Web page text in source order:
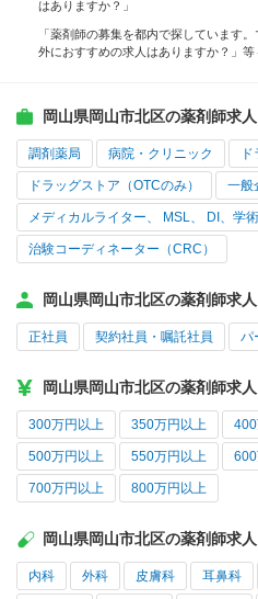
はありますか？」
「薬剤師の募集を都内で探しています
外におすすめの求人はありますか？」等
岡山県岡山市北区の薬剤師求
調剤薬局 病院・クリニック
ドラッグストア（OTCのみ） 一般
メディカルライター、 MSL、 DI、学術
治験コーディネーター（CRC）
岡山県岡山市北区の薬剤師求
正社員 契約社員・嘱託社員 パ
岡山県岡山市北区の薬剤師求
300万円以上 350万円以上
500万円以上 550万円以上
700万円以上 800万円以上
岡山県岡山市北区の薬剤師求
内科 外科 皮膚科 耳鼻科